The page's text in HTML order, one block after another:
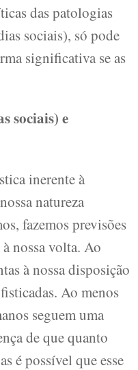
das patologias
sociais), só pode
significativa se as
sociais) e
inerente à
natureza
fazemos previsões
nossa volta. Ao
à nossa disposição
Ao menos
seguem uma
de que quanto
é possível que esse